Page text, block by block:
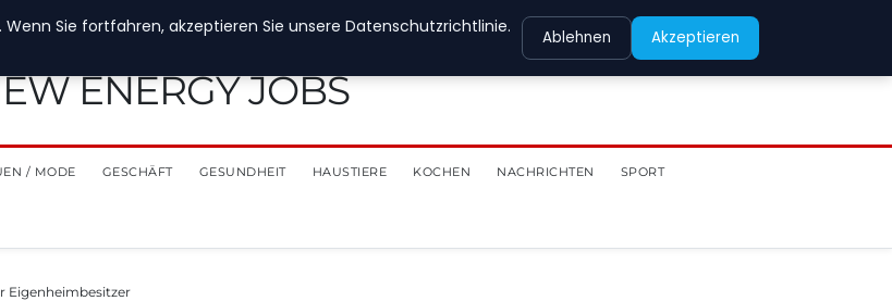
ENERGY JOBS
/ MODE GESCHÄFT GESUNDHEIT HAUSTIERE KOCHEN NACHRICHTEN SPORT
Eigenheimbesitzer
Sie fortfahren, akzeptieren Sie unsere Datenschutzrichtlinie.
Ablehnen Akzeptieren